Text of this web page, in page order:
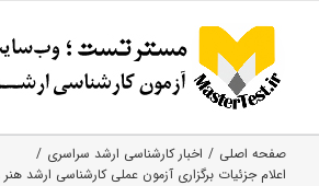
content
صفحه اصلی
اخبار کارشناسی ارشد سراسری
اعلام جزئیات برگزاری آزمون عملی کارشناسی ارشد هنر ۹۹